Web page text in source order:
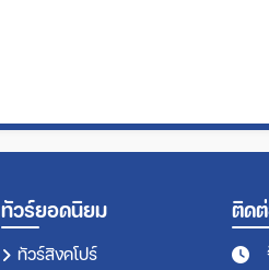
ทัวร์ยอดนิยม
ทัวร์สิงคโปร์
ติดต่